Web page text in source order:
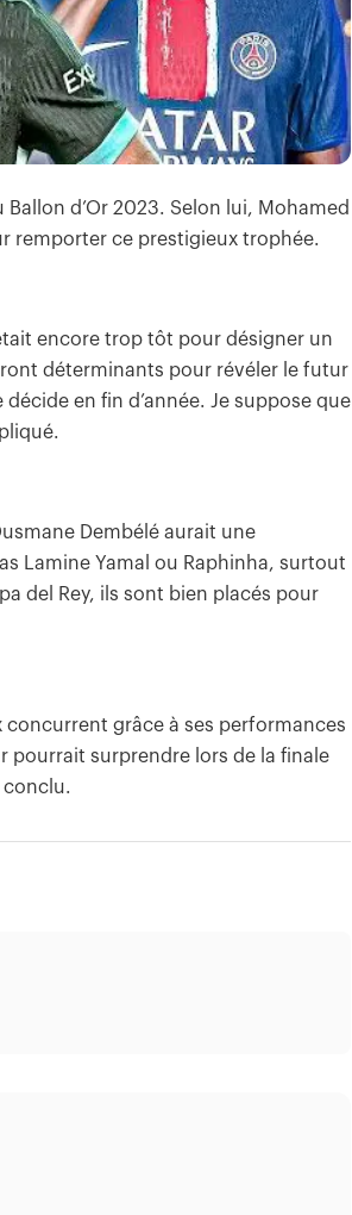
d’Or 2023. Selon lui, Mohamed
remporter ce prestigieux trophée.
encore trop tôt pour désigner un
déterminants pour révéler le futur
en fin d’année. Je suppose que
Dembélé aurait une
Lamine Yamal ou Raphinha, surtout
del Rey, ils sont bien placés pour
grâce à ses performances
pourrait surprendre lors de la finale
conclu.